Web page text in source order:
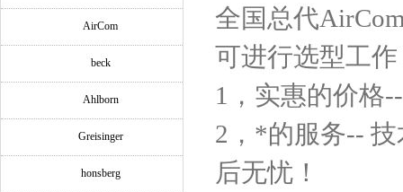
AirCom
beck
Ahlborn
Greisinger
honsberg
全国总代
可进行选型工
1，实惠的价格
2，*的服务--
后无忧！